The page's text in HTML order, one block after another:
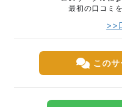
最初の口コミ
>>
この